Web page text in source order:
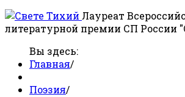
Лауреат
литературной премии СП России
Вы здесь:
Главная/
Поэзия/